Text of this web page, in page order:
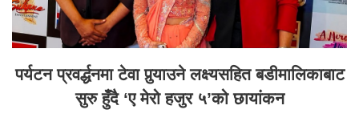
पर्यटन प्रवर्द्धनमा टेवा पुर्‍याउने लक्ष्यसहित बडीमालिकाबाट
सुरु हुँदै ‘ए मेरो हजुर ५’को छायांकन